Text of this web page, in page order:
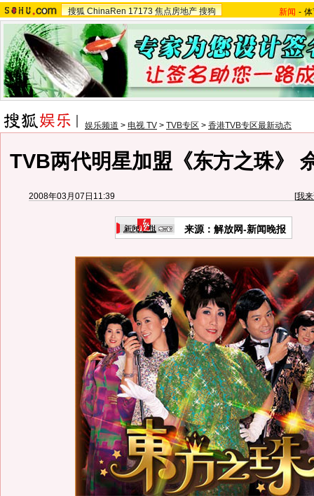
搜狐 ChinaRen 17173 焦点房地产 搜狗 新闻 -
娱乐频道 > 电视 TV > TVB专区 > 香港TVB专区最新动态
TVB两代明星加盟《东方之珠》
2008年03月07日11:39 [我
来源：解放网-新闻晚报